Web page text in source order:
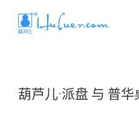
葫芦儿·派盘 与 普